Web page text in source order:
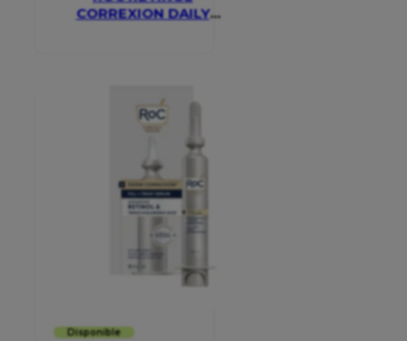
CORREXION DAILY
Disponible